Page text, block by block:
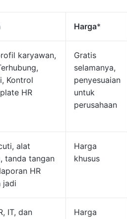
Harga*
karyawan,
Kontrol
HR
Gratis
selamanya,
penyesuaian
untuk
perusahaan
alat
tanda tangan
HR
jadi
Harga
khusus
IT, dan
Harga